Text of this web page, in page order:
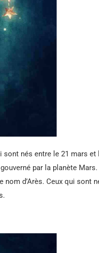
sont nés entre le 21 mars et
par la planète
d’Arès. Ceux qui sont